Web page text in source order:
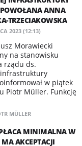
POWOŁANA ANNA
TRZECIAKOWSKA
2023 (12:13)
Morawiecki
na stanowisku
rządu ds.
w piątek
Piotr Müller. Funkcję
MÜLLER
PŁACA MINIMALNA W
AKCEPTACJI